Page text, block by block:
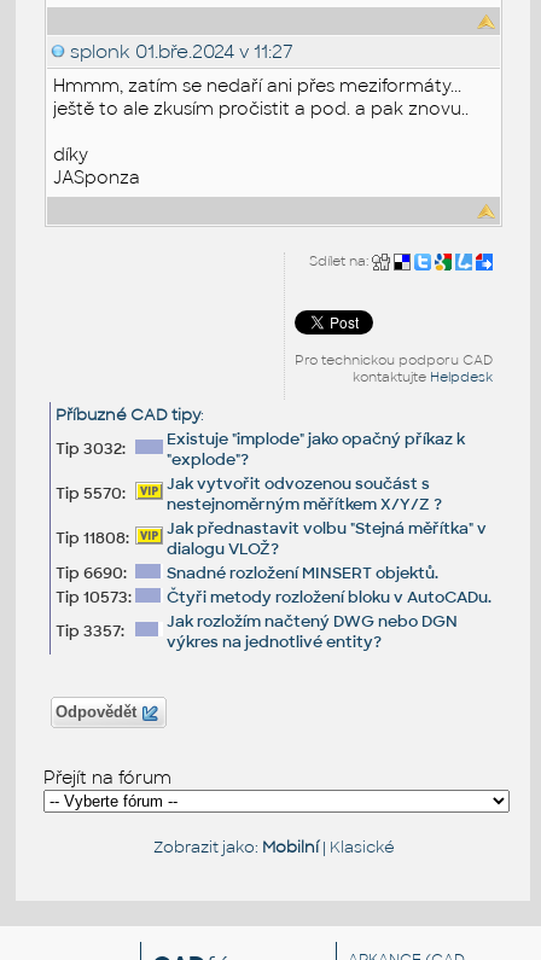
splonk 01.bře.2024 v 11:27
Hmmm, zatím se nedaří ani přes meziformáty...
ještě to ale zkusím pročistit a pod. a pak znovu..
díky
JASponza
Sdílet na:
Pro technickou podporu CAD
kontaktujte Helpdesk
Příbuzné CAD tipy:
Tip 3032:
Existuje "implode" jako opačný příkaz k
"explode"?
Tip 5570:
Jak vytvořit odvozenou součást s
nestejnoměrným měřítkem X/Y/Z ?
Tip 11808:
Jak přednastavit volbu "Stejná měřítka" v
dialogu VLOŽ?
Tip 6690:
Snadné rozložení MINSERT objektů.
Tip 10573:
Čtyři metody rozložení bloku v AutoCADu.
Tip 3357:
Jak rozložím načtený DWG nebo DGN
výkres na jednotlivé entity?
Odpovědět
Přejít na fórum
Zobrazit jako: Mobilní| Klasické